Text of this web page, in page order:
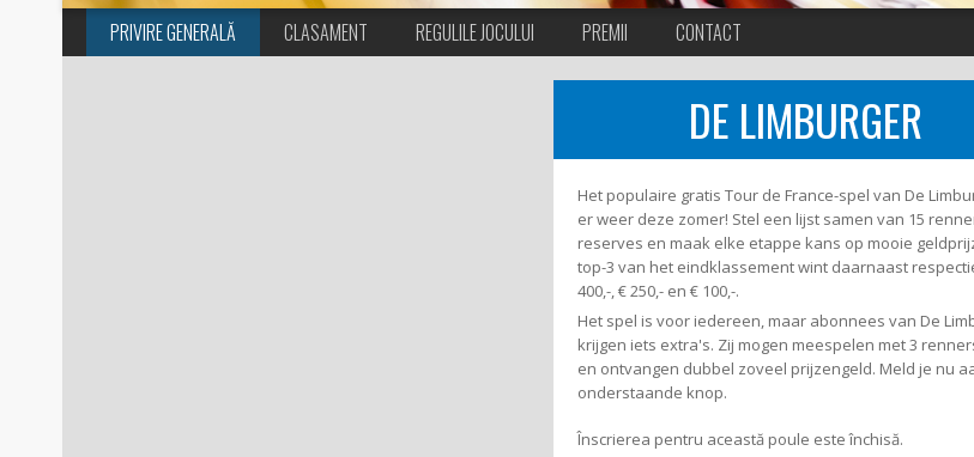
PRIVIRE GENERALĂ CLASAMENT REGULILE JOCULUI PREMII CONTACT
DE LIMBURGER
Het populaire gratis Tour de France-spel van De
er weer deze zomer! Stel een lijst samen van 15
reserves en maak elke etappe kans op mooie
top-3 van het eindklassement wint daarnaast
400,-, € 250,- en € 100,-.
Het spel is voor iedereen, maar abonnees van De
krijgen iets extra's. Zij mogen meespelen met 3
en ontvangen dubbel zoveel prijzengeld. Meld je nu
onderstaande knop.
Înscrierea pentru această poule este închisă.